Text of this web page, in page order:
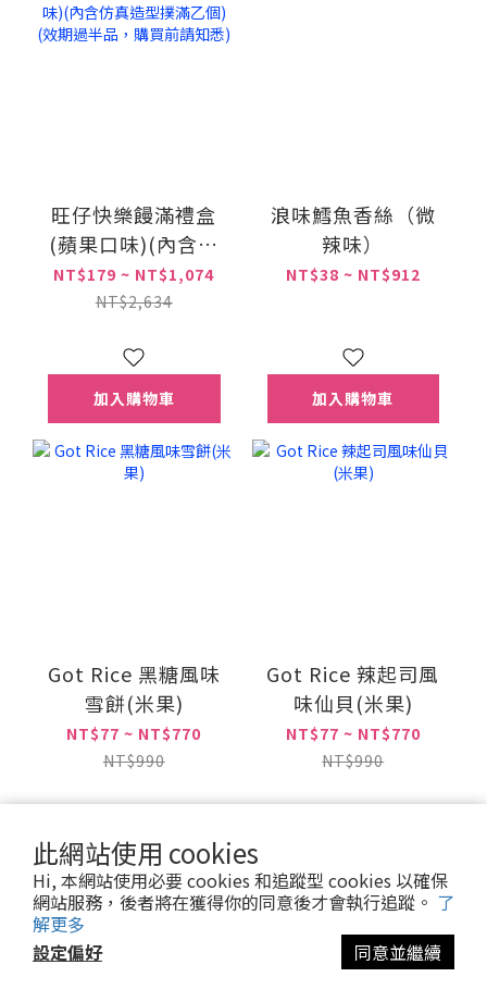
此網站使用 cookies
Hi, 本網站使用必要 cookies 和追蹤型 cookies 以確保
網站服務，後者將在獲得你的同意後才會執行追蹤。 了
解更多
設定偏好
同意並繼續
旺仔快樂饅滿禮盒
(蘋果口味)(內含仿
真造型撲滿乙個)(效
期過半品，購買前
NT$179 ~ NT$1,074
NT$2,634
加入購物車
浪味鱈魚香絲（微
辣味）
NT$38 ~ NT$912
加入購物車
Got Rice 黑糖風味
雪餅(米果)
NT$77 ~ NT$770
NT$990
加入購物車
Got Rice 辣起司風
味仙貝(米果)
NT$77 ~ NT$770
NT$990